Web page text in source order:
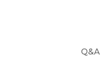
Q&A